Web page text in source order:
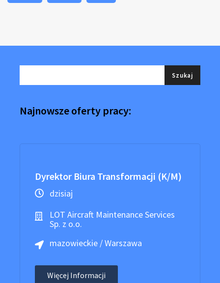
Najnowsze oferty pracy:
Dyrektor Biura Transformacji (K/M)
dzisiaj
LOT Aircraft Maintenance Services
Sp. z o.o.
mazowieckie / Warszawa
Więcej Informacji